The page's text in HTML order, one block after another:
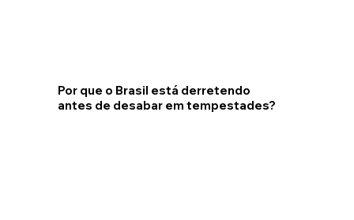
Por que o Brasil está derretendo
antes de desabar em tempestades?